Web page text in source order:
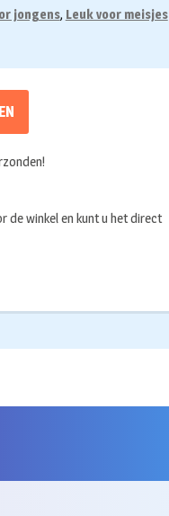
jongens, Leuk voor meisjes
de winkel en kunt u het direct